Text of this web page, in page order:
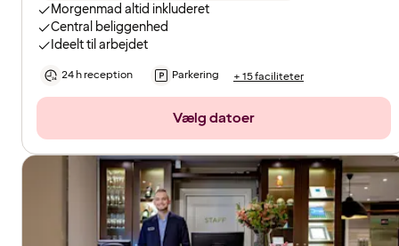
Morgenmad altid inkluderet
Central beliggenhed
Ideelt til arbejdet
24 h reception Parkering + 15 faciliteter
Vælg datoer